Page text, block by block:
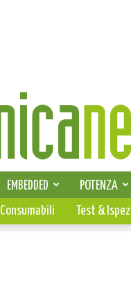
SELEZIONE DI
EMBEDDED POTENZA
PCB
Consumabili Test &